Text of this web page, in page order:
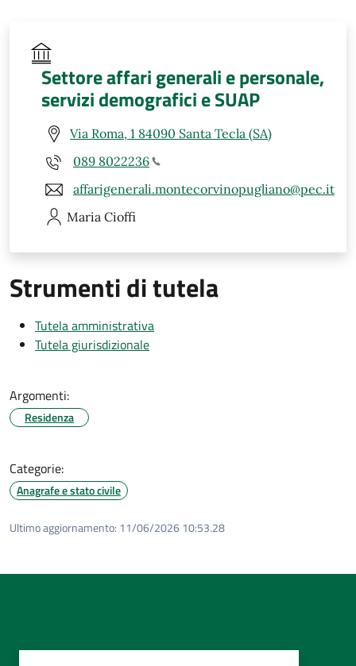
Settore affari generali e personale,
servizi demografici e SUAP
Via Roma, 1 84090 Santa Tecla (SA)
089 8022236
affarigenerali.montecorvinopugliano@pec.it
Maria Cioffi
Strumenti di tutela
Tutela amministrativa
Tutela giurisdizionale
Argomenti:
Residenza
Categorie:
Anagrafe e stato civile
Ultimo aggiornamento: 11/06/2026 10:53.28